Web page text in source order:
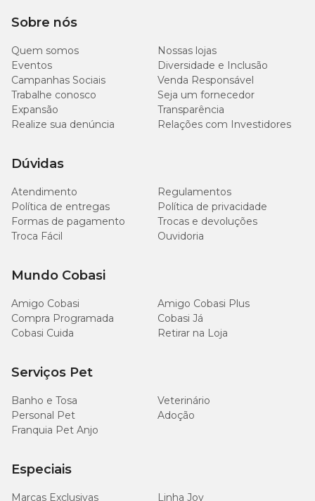
Polissorbato 20; Extrato da semente de avena sativa; Pantenol;
Perfume; Fenoxietanol; Caprililglicol.
Como limpar as patinhas do pet
Borrife o produto diretamente na patinha do pet (distância de
absorção, se preferir utilize um pano seco e limpo para secar.
Sobre nós
Quem somos
Nossas lojas
Eventos
Diversidade e Inclusão
Campanhas Sociais
Venda Responsável
Trabalhe conosco
Seja um fornecedor
Expansão
Transparência
Realize sua denúncia
Relações com Investidores
Dúvidas
Atendimento
Regulamentos
Política de entregas
Política de privacidade
Formas de pagamento
Trocas e devoluções
Troca Fácil
Ouvidoria
Mundo Cobasi
Amigo Cobasi
Amigo Cobasi Plus
Compra Programada
Cobasi Já
Cobasi Cuida
Retirar na Loja
Serviços Pet
Banho e Tosa
Veterinário
Personal Pet
Adoção
Franquia Pet Anjo
Especiais
Marcas Exclusivas
Linha Joy